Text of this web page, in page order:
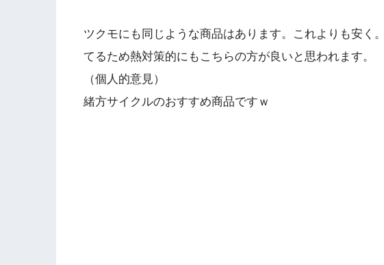
ツクモにも同じような商品はあります。これよりも安く
てるため熱対策的にもこちらの方が良いと思われます。
（個人的意見）
緒方サイクルのおすすめ商品ですｗ